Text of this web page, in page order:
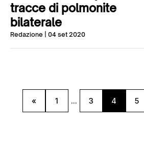
tracce di polmonite
bilaterale
Redazione | 04 set 2020
« 1 ... 3 4 5